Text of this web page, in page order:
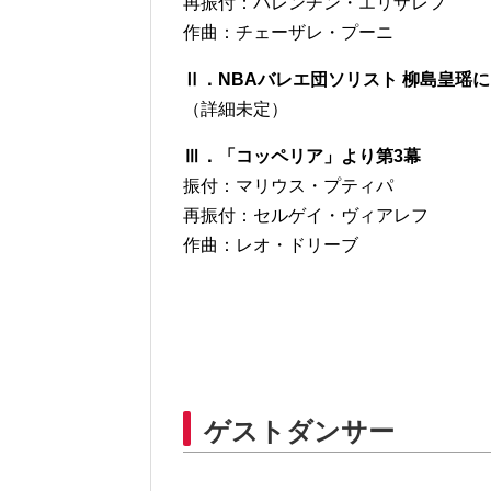
作曲：チェーザレ・プーニ
Ⅱ．NBAバレエ団ソリスト 柳島皇瑶
（詳細未定）
Ⅲ．「コッペリア」より第3幕
振付：マリウス・プティパ
再振付：セルゲイ・ヴィアレフ
作曲：レオ・ドリーブ
ゲストダンサー